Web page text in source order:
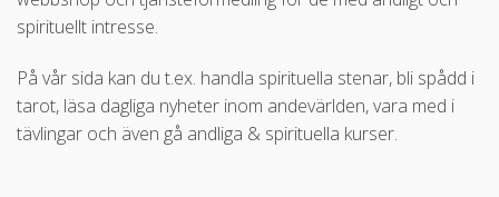
spirituellt intresse.
På vår sida kan du t.ex. handla spirituella stenar, bli spådd i
tarot, läsa dagliga nyheter inom andevärlden, vara med i
tävlingar och även gå andliga & spirituella kurser.